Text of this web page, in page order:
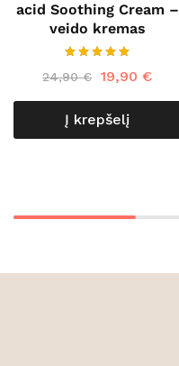
acid Soothing Cream –
veido kremas
24,90€ 19,90€
Į krepšelį